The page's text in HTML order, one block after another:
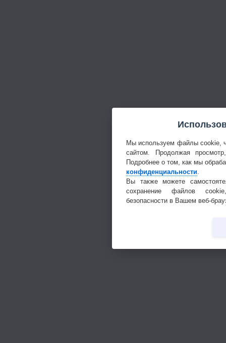
Мы используем файлы cookie,
сайтом. Продолжая
Подробнее о том, как мы
конфиденциальности
Вы также можете
сохранение файлов
безопасности в Вашем веб-